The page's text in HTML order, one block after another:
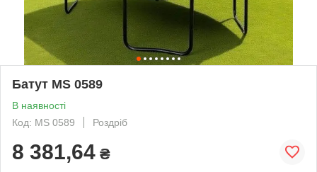
Батут MS 0589
В наявності
Код: MS 0589
Роздріб
8 381,64 ₴